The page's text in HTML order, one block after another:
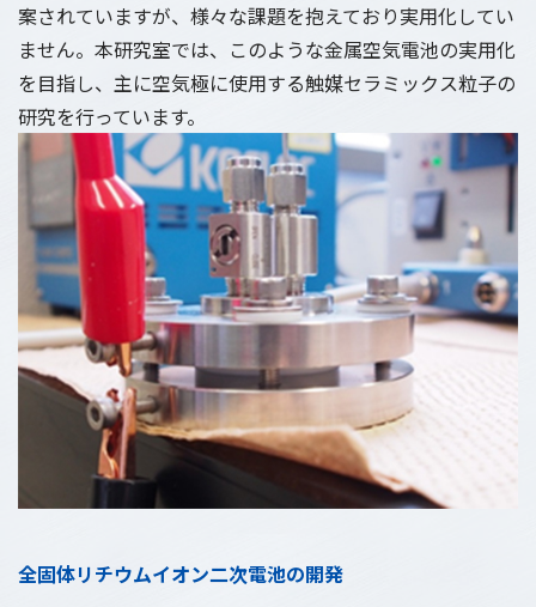
案されていますが、様々な課題を抱えており実用化してい
ません。本研究室では、このような金属空気電池の実用化
を目指し、主に空気極に使用する触媒セラミックス粒子の
研究を行っています。
全固体リチウムイオン二次電池の開発